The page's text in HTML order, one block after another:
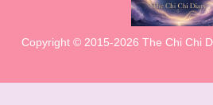
Copyright © 2015-2026 The Chi Chi